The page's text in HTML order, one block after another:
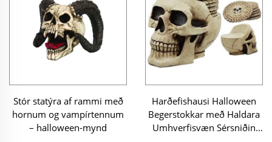
Stór statýra af rammi með
hornum og vampírtennum
– halloween-mynd
Harðefishausi Halloween
Begerstokkar með Haldara
Umhverfisvæn Sérsniðin